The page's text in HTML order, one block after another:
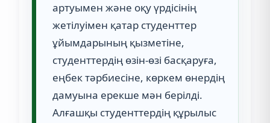
артуымен және оқу үрдісінің
жетілуімен қатар студенттер
ұйымдарының қызметіне,
студенттердің өзін-өзі басқаруға,
еңбек тәрбиесіне, көркем өнердің
дамуына ерекше мән берілді.
Алғашқы студенттердің құрылыс